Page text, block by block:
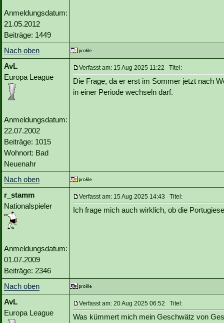
Anmeldungsdatum:
21.05.2012
Beiträge: 1449
Nach oben
AvL
Europa League
Anmeldungsdatum:
22.07.2002
Beiträge: 1015
Wohnort: Bad
Neuenahr
Verfasst am: 15 Aug 2025 11:22 Titel:
Die Frage, da er erst im Sommer jetzt nach
in einer Periode wechseln darf.
Nach oben
r_stamm
Nationalspieler
Anmeldungsdatum:
01.07.2009
Beiträge: 2346
Verfasst am: 15 Aug 2025 14:43 Titel:
Ich frage mich auch wirklich, ob die
Nach oben
AvL
Europa League
Verfasst am: 20 Aug 2025 06:52 Titel:
Was kümmert mich mein Geschwätz von